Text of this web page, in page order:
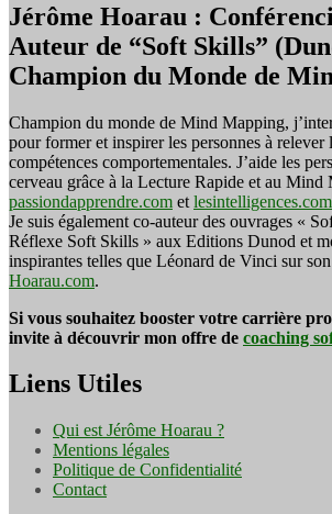
Jérôme Hoarau :
Auteur de “Soft Skills”
Champion du Monde de
Champion du monde de Mind Mapping,
pour former et inspirer les personnes à relever
compétences comportementales. J’aide les
cerveau grâce à la Lecture Rapide et au Mind
passiondapprendre.com et lesintelligences.com
Je suis également co-auteur des ouvrages «
Réflexe Soft Skills » aux Editions Dunod et
inspirantes telles que Léonard de Vinci sur
Hoarau.com.
Si vous souhaitez booster votre carrière
invite à découvrir mon offre de coaching
Liens Utiles
Qui est Jérôme Hoarau ?
Mentions légales
Politique de Confidentialité
Contact